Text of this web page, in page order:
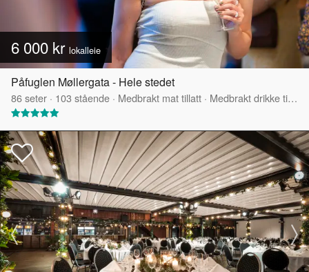
6 000 kr lokalleie
Påfuglen Møllergata - Hele stedet
86seter · 103 stående · Medbrakt mat tillatt · Medbrakt drikke tillatt